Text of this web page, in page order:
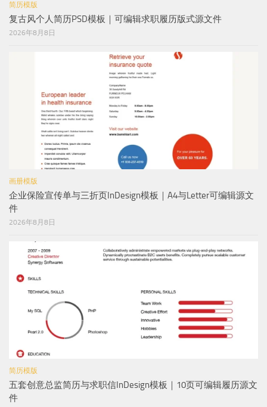
简历模版
复古风个人简历PSD模板｜可编辑求职履历版式源文件
2026年8月8日
画册模版
企业保险宣传单与三折页InDesign模板｜A4与Letter可编辑源文
件
2026年8月8日
简历模版
五套创意总监简历与求职信InDesign模板｜10页可编辑履历源文
件